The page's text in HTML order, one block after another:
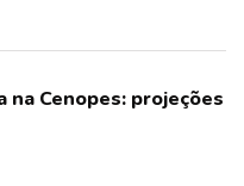
na Cenopes: projeções